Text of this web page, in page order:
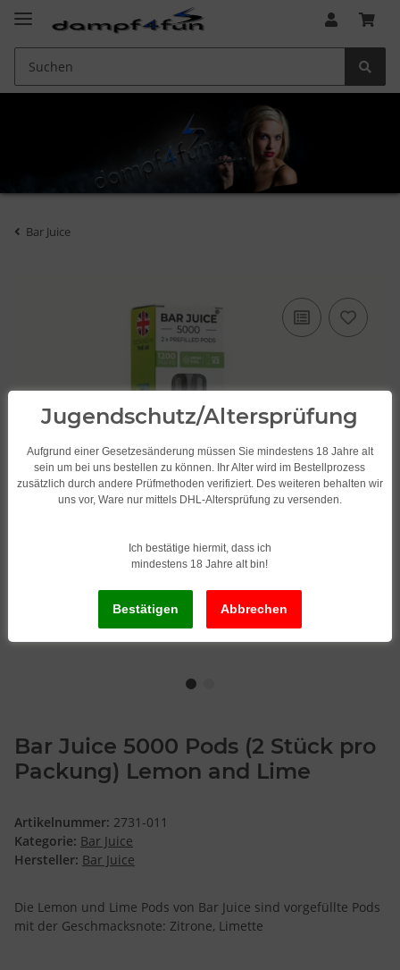
Bar Juice
Bar Juice 5000 Pods (2 Stück pro
Packung) Lemon and Lime
Artikelnummer: 2731-011
Kategorie: Bar Juice
Hersteller: Bar Juice
Die Lemon und Lime Pods von Bar Juice sind vorgefüllte Pods
mit der Geschmacksnote: Zitrone, Limette
Jugendschutz/Altersprüfung
Aufgrund einer Gesetzesänderung müssen Sie mindestens 18 Jahre alt
sein um bei uns bestellen zu können. Ihr Alter wird im Bestellprozess
zusätzlich durch andere Prüfmethoden verifiziert. Des weiteren behalten wir
uns vor, Ware nur mittels DHL-Altersprüfung zu versenden.
Ich bestätige hiermit, dass ich
mindestens 18 Jahre alt bin!